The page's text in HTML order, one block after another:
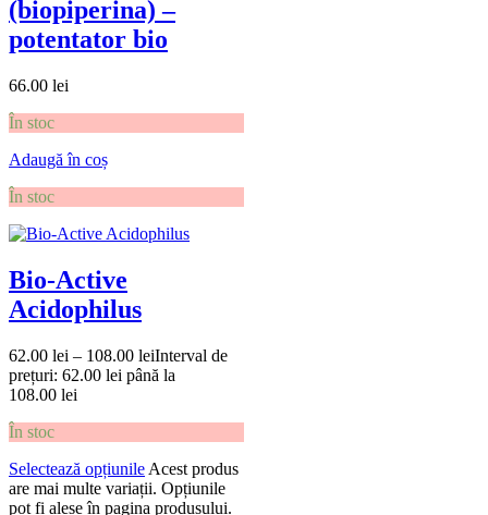
(biopiperina) –
potentator bio
66.00 lei
În stoc
Adaugă în coș
În stoc
Bio-Active
Acidophilus
62.00 lei – 108.00 leiInterval de
prețuri: 62.00 lei până la
108.00 lei
În stoc
Selectează opțiunile Acest produs
are mai multe variații. Opțiunile
pot fi alese în pagina produsului.